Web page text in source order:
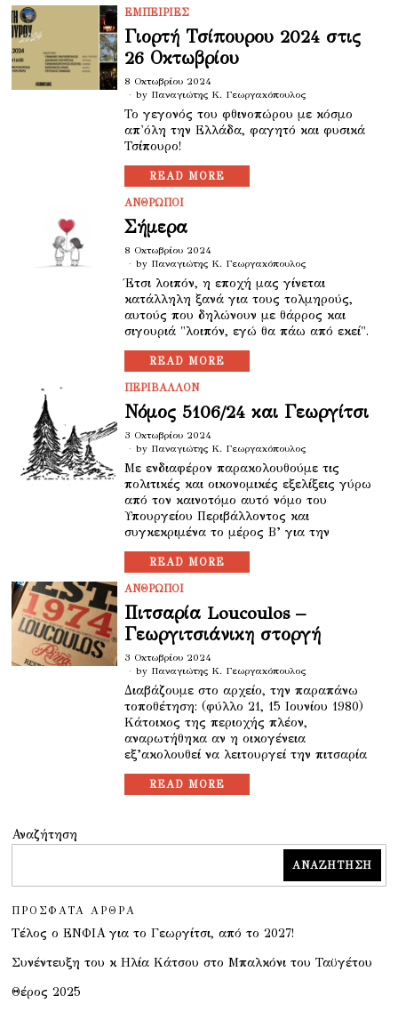
ΕΜΠΕΙΡΙΕΣ
Γιορτή Τσίπουρου 2024 στις
26 Οκτωβρίου
8 Οκτωβρίου 2024
by Παναγιώτης Κ. Γεωργακόπουλος
Το γεγονός του φθινοπώρου με κόσμο
απ'όλη την Ελλάδα, φαγητό και φυσικά
Τσίπουρο!
READ MORE
ΑΝΘΡΩΠΟΙ
Σήμερα
8 Οκτωβρίου 2024
by Παναγιώτης Κ. Γεωργακόπουλος
Έτσι λοιπόν, η εποχή μας γίνεται
κατάλληλη ξανά για τους τολμηρούς,
αυτούς που δηλώνουν με θάρρος και
σιγουριά "λοιπόν, εγώ θα πάω από εκεί".
READ MORE
ΠΕΡΙΒΑΛΛΟΝ
Νόμος 5106/24 και Γεωργίτσι
3 Οκτωβρίου 2024
by Παναγιώτης Κ. Γεωργακόπουλος
Με ενδιαφέρον παρακολουθούμε τις
πολιτικές και οικονομικές εξελίξεις γύρω
από τον καινοτόμο αυτό νόμο του
Υπουργείου Περιβάλλοντος και
συγκεκριμένα το μέρος Β’ για την
READ MORE
ΑΝΘΡΩΠΟΙ
Πιτσαρία Loucoulos –
Γεωργιτσιάνικη στοργή
3 Οκτωβρίου 2024
by Παναγιώτης Κ. Γεωργακόπουλος
Διαβάζουμε στο αρχείο, την παραπάνω
τοποθέτηση: (φύλλο 21, 15 Ιουνίου 1980)
Κάτοικος της περιοχής πλέον,
αναρωτήθηκα αν η οικογένεια
εξ’ακολουθεί να λειτουργεί την πιτσαρία
READ MORE
Αναζήτηση
ΑΝΑΖΉΤΗΣΗ
ΠΡΌΣΦΑΤΑ ΆΡΘΡΑ
Τέλος ο ΕΝΦΙΑ για το Γεωργίτσι, από το 2027!
Συνέντευξη του κ Ηλία Κάτσου στο Μπαλκόνι του Ταϋγέτου
Θέρος 2025